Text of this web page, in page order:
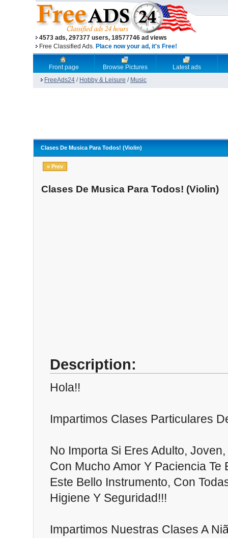
4573 ads, 297377 users, 18577746 ad views
Free Classified Ads. Place now your ad, it's Free!
Front page Browse Pictures
Latest ads
FreeAds24 / Hobby & Leisure / Music
Clases De Musica Para Todos! (Violin)
« Prev
Clases De Musica Para Todos! (Violin)
Description:
Hola!!
Impartimos Clases Particulares
No Importa Si Eres Adulto,
Con Mucho Amor Y Paciencia Te
Este Bello Instrumento, Con
Higiene Y Seguridad!!!
Impartimos Nuestras Clases A